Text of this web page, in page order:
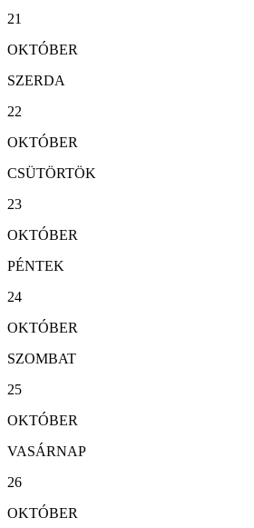
21
OKTÓBER
SZERDA
22
OKTÓBER
CSÜTÖRTÖK
23
OKTÓBER
PÉNTEK
24
OKTÓBER
SZOMBAT
25
OKTÓBER
VASÁRNAP
26
OKTÓBER